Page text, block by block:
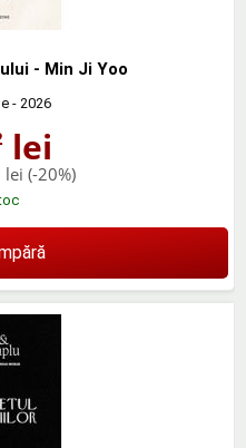
- Min Ji Yoo
- 2026
lei
lei (-20%)